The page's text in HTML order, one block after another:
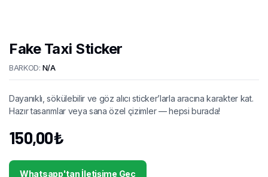
Fake Taxi Sticker
BARKOD: N/A
Dayanıklı, sökülebilir ve göz alıcı sticker’larla aracına karakter kat.
Hazır tasarımlar veya sana özel çizimler — hepsi burada!
150,00₺
Whatsapp'tan İletişime Geç